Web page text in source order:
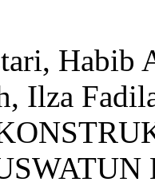
Habib
Ilza